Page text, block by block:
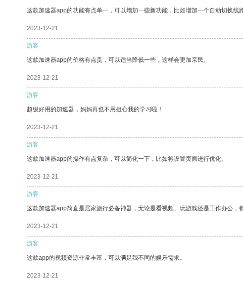
这款加速器app的功能有点单一，可以增加一些新功能，比如增加一个自动切换线
2023-12-21
游客
这款加速器app的价格有点贵，可以适当降低一些，这样会更加亲民。
2023-12-21
游客
超级好用的加速器，妈妈再也不用担心我的学习啦！
2023-12-21
游客
这款加速器app的操作有点复杂，可以简化一下，比如将设置页面进行优化。
2023-12-21
游客
这款加速器app简直是居家旅行必备神器，无论是看视频、玩游戏还是工作办公
2023-12-21
游客
这款app的视频资源非常丰富，可以满足我不同的娱乐需求。
2023-12-21